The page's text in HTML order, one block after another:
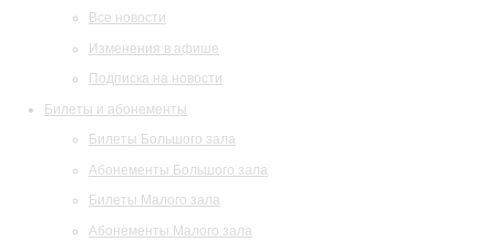
Все новости
Изменения в афише
Подписка на новости
Билеты и абонементы
Билеты Большого зала
Абонементы Большого зала
Билеты Малого зала
Абонементы Малого зала